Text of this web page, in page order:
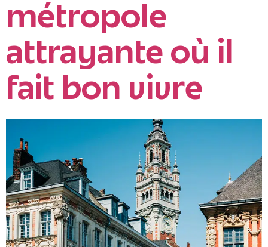
métropole
attrayante où il
fait bon vivre